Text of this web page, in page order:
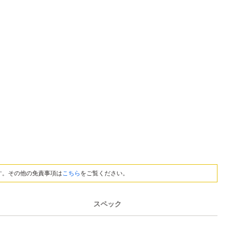
その他の免責事項はこちら をご覧ください。
スペック